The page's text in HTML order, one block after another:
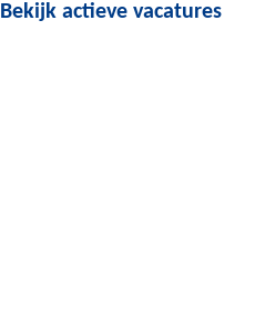
Bekijk actieve vacatures